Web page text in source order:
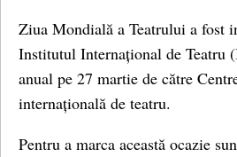
Ziua Mondială a Teatrului a fost
Institutul Internațional de Teatru
anual pe 27 martie de către
internațională de teatru.
Pentru a marca această ocazie